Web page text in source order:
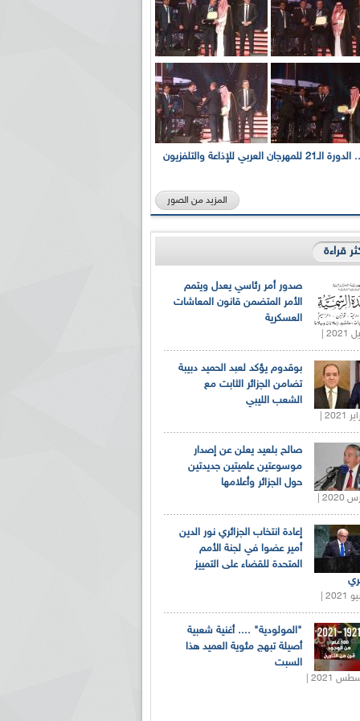
بالصور... الدورة الـ21 للمهرجان العربي للإذاعة والتلفزيون
المزيد من الصور
قراءة
صدور أمر رئاسي يعدل ويتمم
الأمر المتضمن قانون المعاشات
العسكرية
بوقدوم يؤكد لعبد الحميد دبيبة
تضامن الجزائر الثابت مع
الشعب الليبي
صالح بلعيد يعلن عن إصدار
موسوعتين علميتين جديدتين
حول الجزائر وأعلامها
إعادة انتخاب الجزائري نور الدين
أمير عضوا في لجنة الأمم
المتحدة للقضاء على التمييز
"المولودية" .... أغنية شعبية
أصيلة تبهج مئوية العميد هذا
السبت